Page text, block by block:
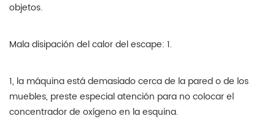
objetos.
Mala disipación del calor del escape: 1.
1, la máquina está demasiado cerca de la pared o de los
muebles, preste especial atención para no colocar el
concentrador de oxígeno en la esquina.